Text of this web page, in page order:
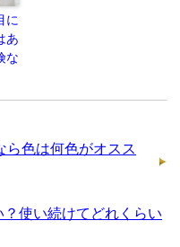
に
あ
な
ら色は何色がオスス
使い続けてどれくらい